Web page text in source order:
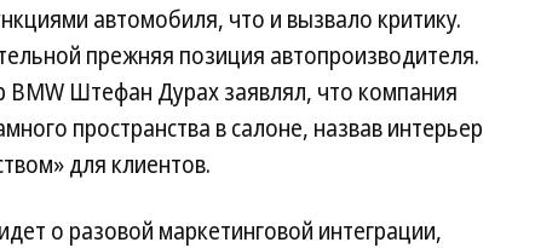
автомобиля, что и вызвало критику.
прежняя позиция автопроизводителя.
Штефан Дурах заявлял, что компания
пространства в салоне, назвав интерьер
для клиентов.
о разовой маркетинговой интеграции,